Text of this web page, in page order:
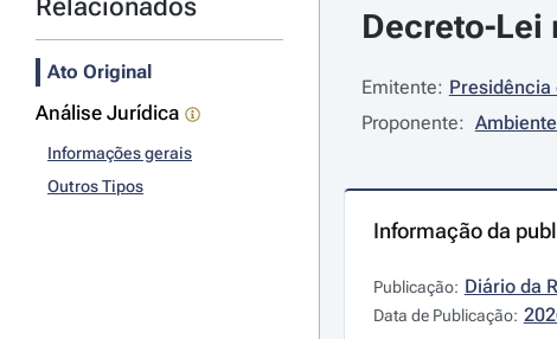
Relacionados
Ato Original
Análise Jurídica
Informações gerais
Outros Tipos
Decreto-Lei
Emitente: Presidência
Proponente:
Informação da
Publicação: Diário da
Data de Publicação: